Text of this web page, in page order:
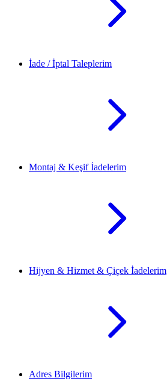
İade / İptal Taleplerim
Montaj & Keşif İadelerim
Hijyen & Hizmet & Çiçek İadelerim
Adres Bilgilerim